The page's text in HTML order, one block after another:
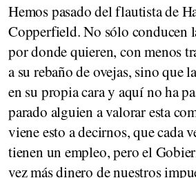
Hemos pasado del flautista de
Copperfield. No sólo conducen
por donde quieren, con menos
a su rebaño de ovejas, sino que
en su propia cara y aquí no ha
parado alguien a valorar esta
viene esto a decirnos, que cada
tienen un empleo, pero el
vez más dinero de nuestros